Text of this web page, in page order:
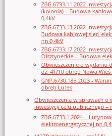
ZBG.6733.11.2022
(kolonia) – Budowa
0,4kV
ZBG.6733.13.2022
Budowa kablowej sieci
nn 0,4kV
ZBG.6733.17.2022
Olsztyneckie – Budowa
Obwieszczenie o wydaniu
dz. 41/10 obręb Nowa
GNP.6730.185.2023 -
obręb Lutek
Obwieszczenia w sprawach
inwestycji celu publicznego –
ZBG.6733.1.2024 –
elektroenergetycznej nn